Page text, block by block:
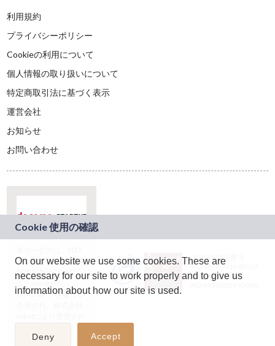
利用規約
プライバシーポリシー
Cookieの利用について
個人情報の取り扱いについて
特定商取引法に基づく表示
運営会社
お知らせ
お問い合わせ
ドコモグループの新
規事業創出プログラ
ム「docomo
STARTUP」を通じて
JASRAC許諾番号：
9024936001Y45037
JASRAC許諾番号：
On our website we use some cookies. These are
necessary for our site to work properly and to give us
information about how our site is used.
Deny Accept